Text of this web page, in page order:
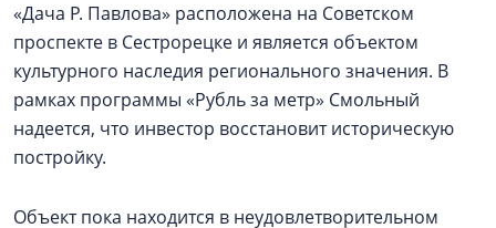
«Дача Р. Павлова» расположена на Советском
проспекте в Сестрорецке и является объектом
культурного наследия регионального значения. В
рамках программы «Рубль за метр» Смольный
надеется, что инвестор восстановит историческую
постройку.
Объект пока находится в неудовлетворительном